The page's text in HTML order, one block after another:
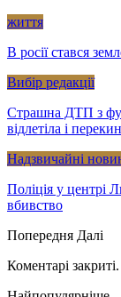
життя
В росії стався
Вибір редакції
Страшна ДТП з
відлетіла і
Надзвичайні
Поліція у центрі
вбивство
Попередня Далі
Коментарі закриті.